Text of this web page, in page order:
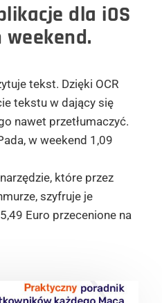
dla iOS
weekend.
tekst. Dzięki OCR
tekstu w dający się
nawet przetłumaczyć.
w weekend 1,09
które przez
szyfruje je
Euro przecenione na